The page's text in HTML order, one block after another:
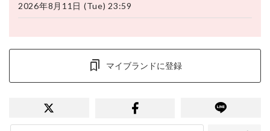
2026年8月11日 (Tue) 23:59
マイブランドに登録